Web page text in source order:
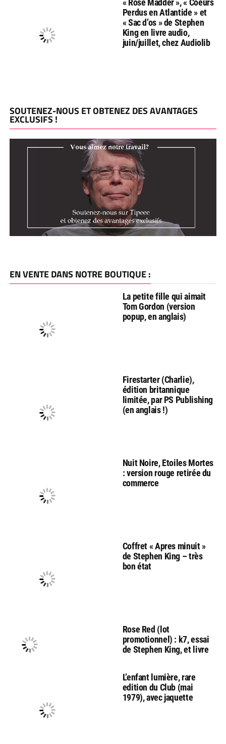
« Rose Madder », « Coeurs
Perdus en Atlantide » et
« Sac d’os » de Stephen
King en livre audio,
juin/juillet, chez Audiolib
SOUTENEZ-NOUS ET OBTENEZ DES AVANTAGES
EXCLUSIFS !
EN VENTE DANS NOTRE BOUTIQUE :
La petite fille qui aimait
Tom Gordon (version
popup, en anglais)
Firestarter (Charlie),
édition britannique
limitée, par PS Publishing
(en anglais !)
Nuit Noire, Etoiles Mortes
: version rouge retirée du
commerce
Coffret « Apres minuit »
de Stephen King – très
bon état
Rose Red (lot
promotionnel) : k7, essai
de Stephen King, et livre
L’enfant lumière, rare
edition du Club (mai
1979), avec jaquette